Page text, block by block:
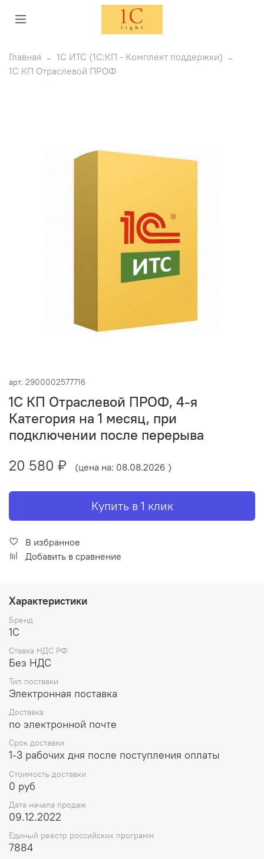
Главная
1C ИТС (1С:КП - Комплект поддержки)
1С КП Отраслевой ПРОФ
арт. 2900002577716
1С КП Отраслевой ПРОФ, 4-я
Категория на 1 месяц, при
подключении после перерыва
20 580 ₽
(цена на: 08.08.2026 )
Купить в 1 клик
В избранное
Добавить в сравнение
Характеристики
Бренд
1С
Ставка НДС РФ
Без НДС
Тип поставки
Электронная поставка
Доставка
по электронной почте
Срок доставки
1-3 рабочих дня после поступления оплаты
Стоимость доставки
0 руб
Дата начала продаж
09.12.2022
Единый реестр российских программ
7884